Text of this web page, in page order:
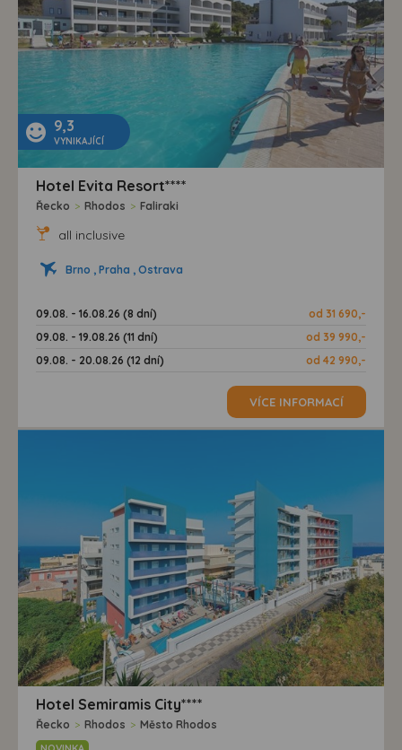
9,3
VYNIKAJÍCÍ
Hotel Evita Resort****
Řecko > Rhodos > Faliraki
all inclusive
Brno , Praha , Ostrava
09.08. - 16.08.26 (8 dní)
od 31 690,-
09.08. - 19.08.26 (11 dní)
od 39 990,-
09.08. - 20.08.26 (12 dní)
od 42 990,-
VÍCE INFORMACÍ
Hotel Semiramis City****
Řecko > Rhodos > Město Rhodos